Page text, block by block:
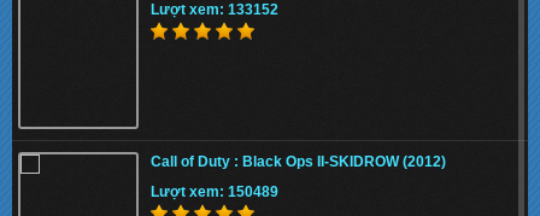
Download STAR WARS Jedi: Fallen Order (Full
DLC) Cr@ck
Lượt xem: 144374
Lượt xem: 133152
Call of Duty : Black Ops II-SKIDROW (2012)
Lượt xem: 150489